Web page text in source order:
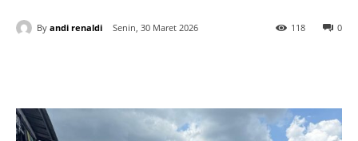
By andi renaldi Senin, 30 Maret 2026 0
118